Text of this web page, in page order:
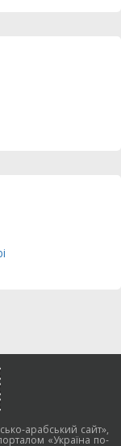
арабський сайт»,
«Україна по-